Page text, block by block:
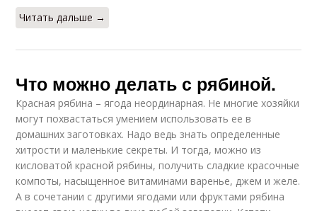
Читать дальше →
Что можно делать с рябиной.
Красная рябина – ягода неординарная. Не многие хозяйки
могут похвастаться умением использовать ее в
домашних заготовках. Надо ведь знать определенные
хитрости и маленькие секреты. И тогда, можно из
кисловатой красной рябины, получить сладкие красочные
компоты, насыщенное витаминами варенье, джем и желе.
А в сочетании с другими ягодами или фруктами рябина